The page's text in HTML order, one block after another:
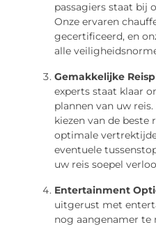
passagiers staat bij
Onze ervaren
gecertificeerd, en
alle
Gemakkelijke
experts staat klaar
plannen van uw
kiezen van de beste
optimale
eventuele
uw reis soepel
Entertainment
uitgerust met
nog aangenamer te